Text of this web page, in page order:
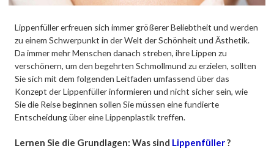
Lippenfüller erfreuen sich immer größerer Beliebtheit und werden
zu einem Schwerpunkt in der Welt der Schönheit und Ästhetik.
Da immer mehr Menschen danach streben, ihre Lippen zu
verschönern, um den begehrten Schmollmund zu erzielen, sollten
Sie sich mit dem folgenden Leitfaden umfassend über das
Konzept der Lippenfüller informieren und nicht sicher sein, wie
Sie die Reise beginnen sollen Sie müssen eine fundierte
Entscheidung über eine Lippenplastik treffen.
Lernen Sie die Grundlagen: Was sind Lippenfüller?